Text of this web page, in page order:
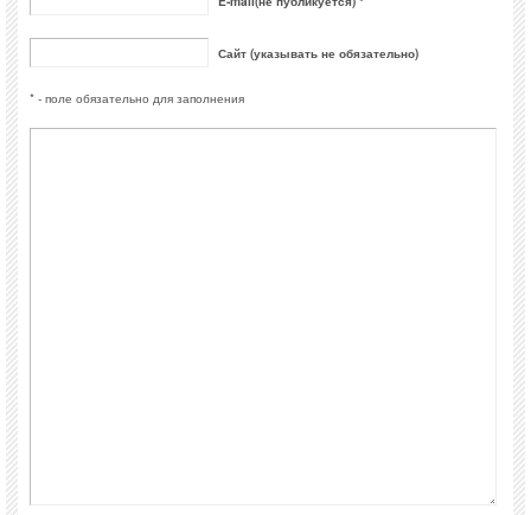
Сайт (указывать не обязательно)
* - поле обязательно для заполнения